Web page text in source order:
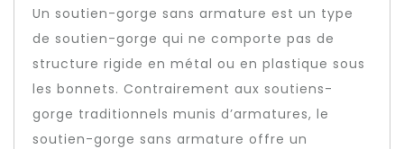
Un soutien-gorge sans armature est un type
de soutien-gorge qui ne comporte pas de
structure rigide en métal ou en plastique sous
les bonnets. Contrairement aux soutiens-
gorge traditionnels munis d’armatures, le
soutien-gorge sans armature offre un